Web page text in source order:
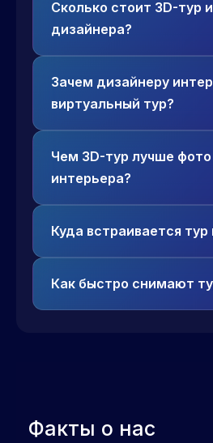
Сколько стоит 3D-тур
дизайнера?
Зачем дизайнеру
виртуальный тур?
Чем 3D-тур лучше фото
интерьера?
Куда встраивается тур
Как быстро снимают
Факты о нас